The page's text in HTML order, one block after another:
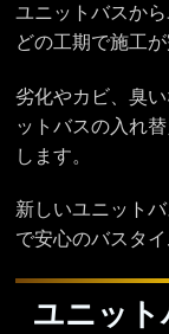
ユニットバスか
どの工期で施工が
劣化やカビ、臭
ットバスの入れ
します。
新しいユニット
で安心のバスタ
ユニッ